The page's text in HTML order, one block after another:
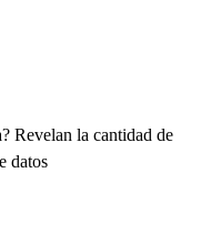
Revelan la cantidad de
datos